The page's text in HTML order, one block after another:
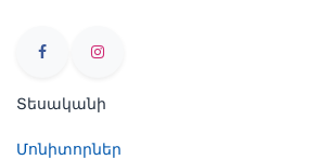
Տեսականի
Մոնիտորներ